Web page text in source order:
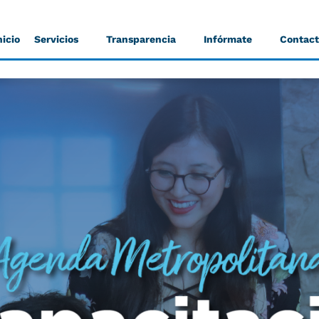
Servicios Transparencia Infórmate